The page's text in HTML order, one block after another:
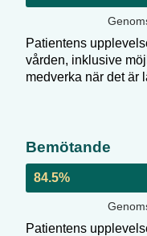
Patientens
vården, inklusive
medverka när det är
Bemötande
84.5%
Patientens